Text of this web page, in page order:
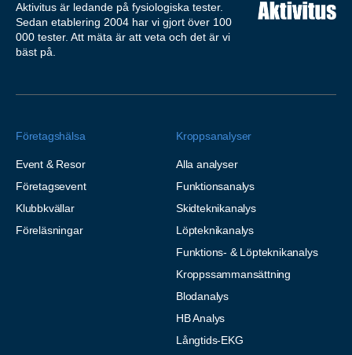
Aktivitus är ledande på fysiologiska tester.
Sedan etablering 2004 har vi gjort över 100
000 tester. Att mäta är att veta och det är vi
bäst på.
Företagshälsa
Event & Resor
Företagsevent
Klubbkvällar
Föreläsningar
Kroppsanalyser
Alla analyser
Funktionsanalys
Skidteknikanalys
Löpteknikanalys
Funktions- & Löpteknikanalys
Kroppssammansättning
Blodanalys
HB Analys
Långtids-EKG